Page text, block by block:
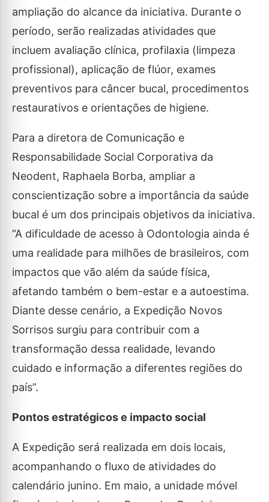
ampliação do alcance da iniciativa. Durante o
período, serão realizadas atividades que
incluem avaliação clínica, profilaxia (limpeza
profissional), aplicação de flúor, exames
preventivos para câncer bucal, procedimentos
restaurativos e orientações de higiene.
Para a diretora de Comunicação e
Responsabilidade Social Corporativa da
Neodent, Raphaela Borba, ampliar a
conscientização sobre a importância da saúde
bucal é um dos principais objetivos da iniciativa.
“A dificuldade de acesso à Odontologia ainda é
uma realidade para milhões de brasileiros, com
impactos que vão além da saúde física,
afetando também o bem-estar e a autoestima.
Diante desse cenário, a Expedição Novos
Sorrisos surgiu para contribuir com a
transformação dessa realidade, levando
cuidado e informação a diferentes regiões do
país”.
Pontos estratégicos e impacto social
A Expedição será realizada em dois locais,
acompanhando o fluxo de atividades do
calendário junino. Em maio, a unidade móvel